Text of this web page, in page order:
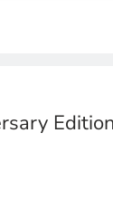
Edition